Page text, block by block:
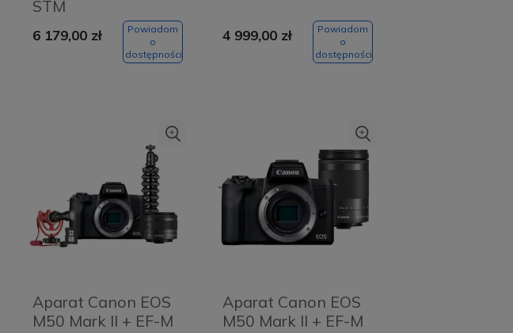
STM
6 179,00 zł
Powiadom
o
dostępności
4 999,00 zł
Powiadom
o
dostępności
Aparat Canon EOS
M50 Mark II + EF-M
Aparat Canon EOS
M50 Mark II + EF-M